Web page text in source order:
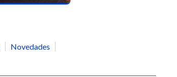
Novedades